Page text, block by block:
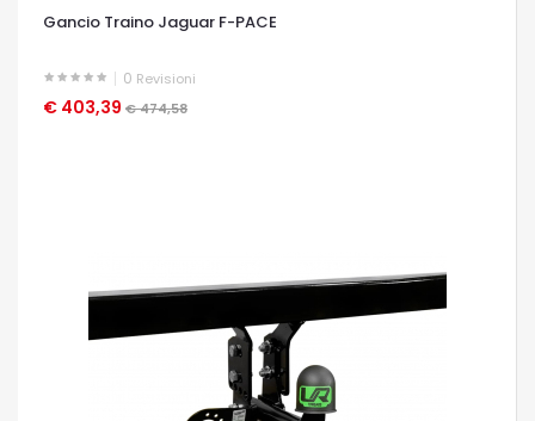
Gancio Traino Jaguar F-PACE
0 Revisioni
€ 403,39 € 474,58
OCCHIATA VELOCE